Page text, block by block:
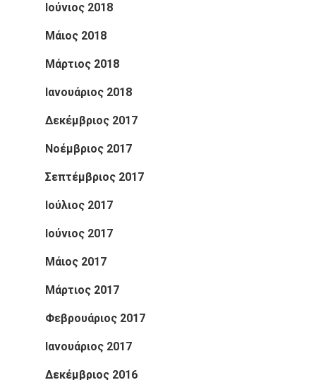
Ιούνιος 2018
Μάιος 2018
Μάρτιος 2018
Ιανουάριος 2018
Δεκέμβριος 2017
Νοέμβριος 2017
Σεπτέμβριος 2017
Ιούλιος 2017
Ιούνιος 2017
Μάιος 2017
Μάρτιος 2017
Φεβρουάριος 2017
Ιανουάριος 2017
Δεκέμβριος 2016